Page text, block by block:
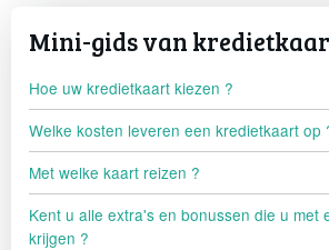
Mini-gids van
Hoe uw kredietkaart kiezen ?
Welke kosten leveren een kredietkaart op
Met welke kaart reizen ?
Kent u alle extra's en bonussen die u met
krijgen ?